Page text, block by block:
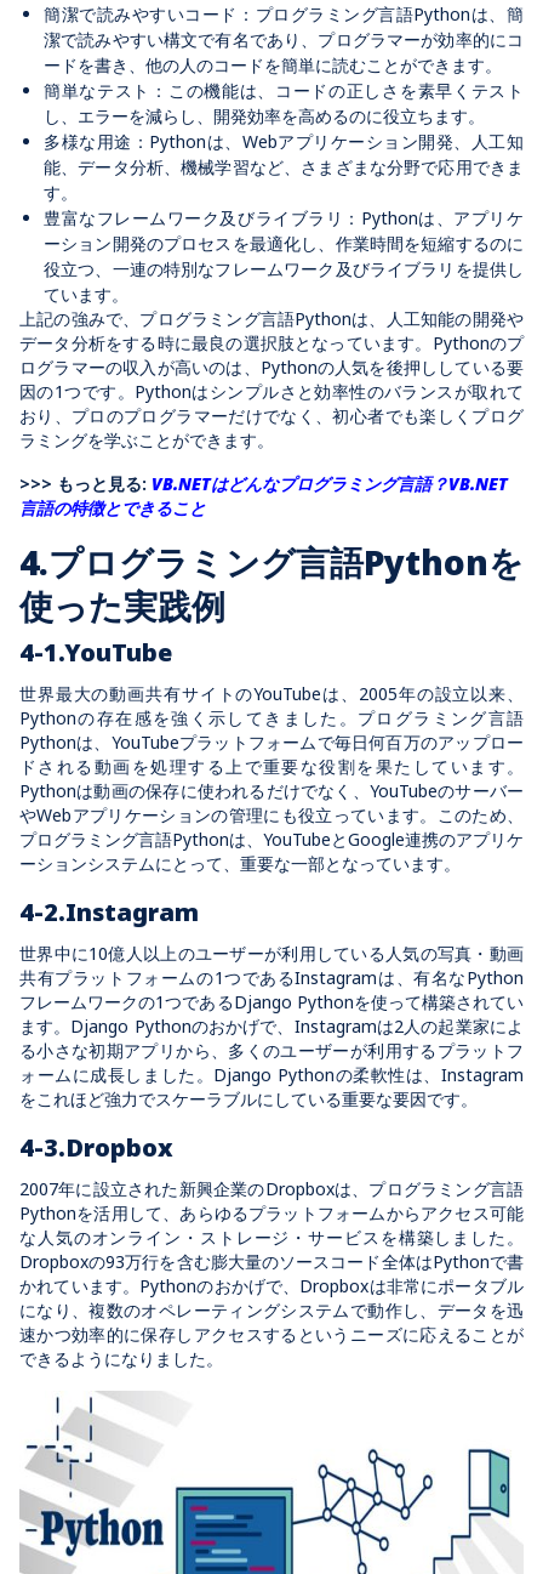
簡潔で読みやすいコード：プログラミング言語Pythonは、簡
潔で読みやすい構文で有名であり、プログラマーが効率的にコ
ードを書き、他の人のコードを簡単に読むことができます。
簡単なテスト：この機能は、コードの正しさを素早くテスト
し、エラーを減らし、開発効率を高めるのに役立ちます。
多様な用途：Pythonは、Webアプリケーション開発、人工知
能、データ分析、機械学習など、さまざまな分野で応用できま
す。
豊富なフレームワーク及びライブラリ：Pythonは、アプリケ
ーション開発のプロセスを最適化し、作業時間を短縮するのに
役立つ、一連の特別なフレームワーク及びライブラリを提供し
ています。
上記の強みで、プログラミング言語Pythonは、人工知能の開発や
データ分析をする時に最良の選択肢となっています。Pythonのプ
ログラマーの収入が高いのは、Pythonの人気を後押ししている要
因の1つです。Pythonはシンプルさと効率性のバランスが取れて
おり、プロのプログラマーだけでなく、初心者でも楽しくプログ
ラミングを学ぶことができます。
>>> もっと見る: VB.NETはどんなプログラミング言語？VB.NET
言語の特徴とできること
4.プログラミング言語Pythonを
使った実践例
4-1.YouTube
世界最大の動画共有サイトのYouTubeは、2005年の設立以来、
Pythonの存在感を強く示してきました。プログラミング言語
Pythonは、YouTubeプラットフォームで毎日何百万のアップロー
ドされる動画を処理する上で重要な役割を果たしています。
Pythonは動画の保存に使われるだけでなく、YouTubeのサーバー
やWebアプリケーションの管理にも役立っています。このため、
プログラミング言語Pythonは、YouTubeとGoogle連携のアプリケ
ーションシステムにとって、重要な一部となっています。
4-2.Instagram
世界中に10億人以上のユーザーが利用している人気の写真・動画
共有プラットフォームの1つであるInstagramは、有名なPython
フレームワークの1つであるDjango Pythonを使って構築されてい
ます。Django Pythonのおかげで、Instagramは2人の起業家によ
る小さな初期アプリから、多くのユーザーが利用するプラットフ
ォームに成長しました。Django Pythonの柔軟性は、Instagram
をこれほど強力でスケーラブルにしている重要な要因です。
4-3.Dropbox
2007年に設立された新興企業のDropboxは、プログラミング言語
Pythonを活用して、あらゆるプラットフォームからアクセス可能
な人気のオンライン・ストレージ・サービスを構築しました。
Dropboxの93万行を含む膨大量のソースコード全体はPythonで書
かれています。Pythonのおかげで、Dropboxは非常にポータブル
になり、複数のオペレーティングシステムで動作し、データを迅
速かつ効率的に保存しアクセスするというニーズに応えることが
できるようになりました。